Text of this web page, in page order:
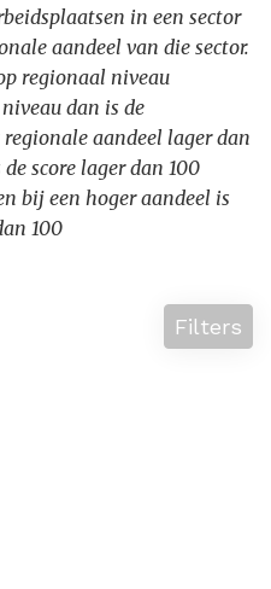
in een sector
aandeel van die sector.
regionaal niveau
dan is de
aandeel lager dan
score lager dan 100
bij een hoger aandeel is
100
Filters